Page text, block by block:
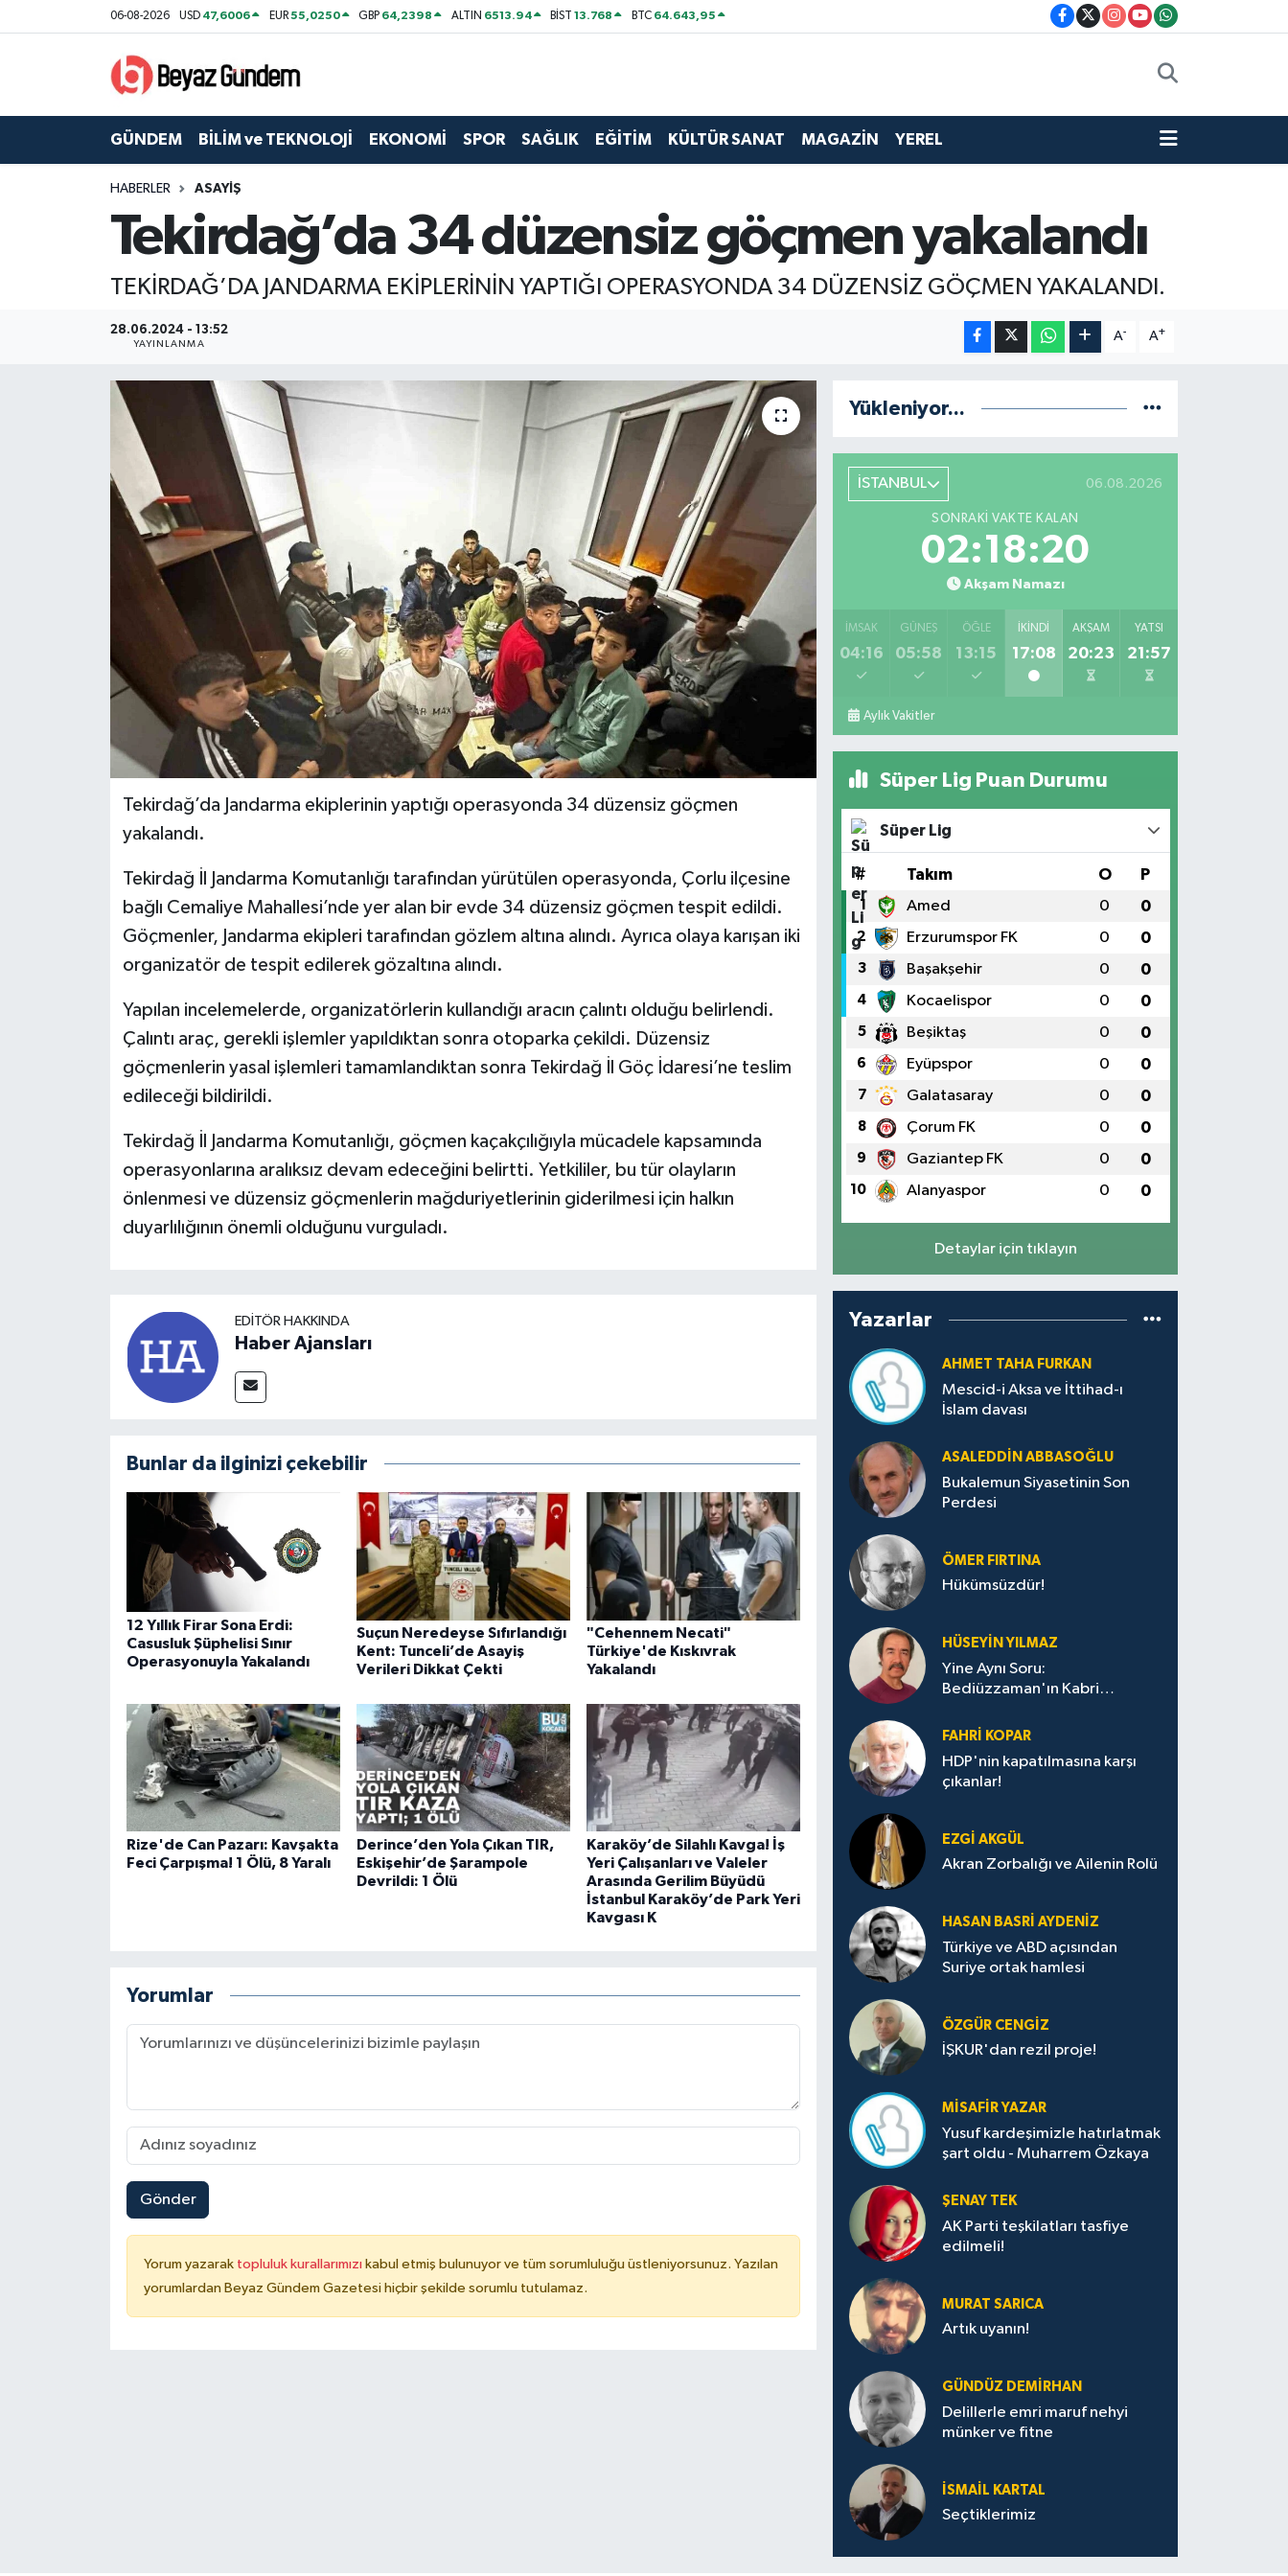
06-08-2026 USD 47,6006 EUR55,0250 GBP 64,2398 ALTIN 6513.94 BİST13.768 BTC 64.643,95
GÜNDEM BİLİM ve TEKNOLOJİ EKONOMİ SPOR SAĞLIK EĞİTİM KÜLTÜR SANAT MAGAZİN YEREL
HABERLER ASAYİŞ
Tekirdağ’da 34 düzensiz göçmen yakalandı
TEKİRDAĞ’DA JANDARMA EKİPLERİNİN YAPTIĞI OPERASYONDA 34 DÜZENSİZ GÖÇMEN YAKALANDI.
28.06.2024 - 13:52
YAYINLANMA
A- A+
Tekirdağ’da Jandarma ekiplerinin yaptığı operasyonda 34 düzensiz göçmen
yakalandı.
Tekirdağ İl Jandarma Komutanlığı tarafından yürütülen operasyonda, Çorlu ilçesine
bağlı Cemaliye Mahallesi’nde yer alan bir evde 34 düzensiz göçmen tespit edildi.
Göçmenler, Jandarma ekipleri tarafından gözlem altına alındı. Ayrıca olaya karışan iki
organizatör de tespit edilerek gözaltına alındı.
Yapılan incelemelerde, organizatörlerin kullandığı aracın çalıntı olduğu belirlendi.
Çalıntı araç, gerekli işlemler yapıldıktan sonra otoparka çekildi. Düzensiz
göçmenlerin yasal işlemleri tamamlandıktan sonra Tekirdağ İl Göç İdaresi’ne teslim
edileceği bildirildi.
Tekirdağ İl Jandarma Komutanlığı, göçmen kaçakçılığıyla mücadele kapsamında
operasyonlarına aralıksız devam edeceğini belirtti. Yetkililer, bu tür olayların
önlenmesi ve düzensiz göçmenlerin mağduriyetlerinin giderilmesi için halkın
duyarlılığının önemli olduğunu vurguladı.
EDITÖR HAKKINDA
Haber Ajansları
Bunlar da ilginizi çekebilir
12 Yıllık Firar Sona Erdi:
Casusluk Şüphelisi Sınır
Operasyonuyla Yakalandı
Suçun Neredeyse Sıfırlandığı
Kent: Tunceli’de Asayiş
Verileri Dikkat Çekti
"Cehennem Necati"
Türkiye'de Kıskıvrak
Yakalandı
Rize'de Can Pazarı: Kavşakta
Feci Çarpışma! 1 Ölü, 8 Yaralı
Derince’den Yola Çıkan TIR,
Eskişehir’de Şarampole
Devrildi: 1 Ölü
Karaköy’de Silahlı Kavga! İş
Yeri Çalışanları ve Valeler
Arasında Gerilim Büyüdü
İstanbul Karaköy’de Park Yeri
Kavgası K
Yorumlar
Gönder
Yorum yazarak topluluk kurallarımızı kabul etmiş bulunuyor ve tüm sorumluluğu üstleniyorsunuz. Yazılan
yorumlardan Beyaz Gündem Gazetesi hiçbir şekilde sorumlu tutulamaz.
Yükleniyor...
İSTANBUL 06.08.2026
SONRAKI VAKTE KALAN
02:18:19
Akşam Namazı
İMSAK
04:16
GÜNEŞ
05:58
ÖĞLE
13:15
İKINDI
17:08
AKŞAM
20:23
YATSI
21:57
Aylık Vakitler
Süper Lig Puan Durumu
Süper Lig
# Takım O P
1 Amed 0 0
2 Erzurumspor FK 0 0
3 Başakşehir 0 0
4 Kocaelispor 0 0
5 Beşiktaş 0 0
6 Eyüpspor 0 0
7 Galatasaray 0 0
8 Çorum FK 0 0
9 Gaziantep FK 0 0
10 Alanyaspor 0 0
Detaylar için tıklayın
Yazarlar
AHMET TAHA FURKAN
Mescid-i Aksa ve İttihad-ı
İslam davası
ASALEDDIN ABBASOĞLU
Bukalemun Siyasetinin Son
Perdesi
ÖMER FIRTINA
Hükümsüzdür!
HÜSEYIN YILMAZ
Yine Aynı Soru:
Bediüzzaman'ın Kabri
FAHRI KOPAR
HDP'nin kapatılmasına karşı
çıkanlar!
EZGI AKGÜL
Akran Zorbalığı ve Ailenin Rolü
HASAN BASRI AYDENIZ
Türkiye ve ABD açısından
Suriye ortak hamlesi
ÖZGÜR CENGIZ
İŞKUR'dan rezil proje!
MISAFIR YAZAR
Yusuf kardeşimizle hatırlatmak
şart oldu - Muharrem Özkaya
ŞENAY TEK
AK Parti teşkilatları tasfiye
edilmeli!
MURAT SARICA
Artık uyanın!
GÜNDÜZ DEMIRHAN
Delillerle emri maruf nehyi
münker ve fitne
İSMAIL KARTAL
Seçtiklerimiz
GÜNDEM
BİLİM ve TEKNOLOJİ
MAGAZİN
Hava Durumu
Trafik Durumu
Tüm Manşetler